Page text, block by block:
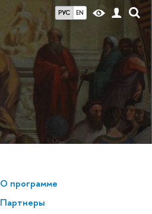
РУС EN
О программе
Партнеры